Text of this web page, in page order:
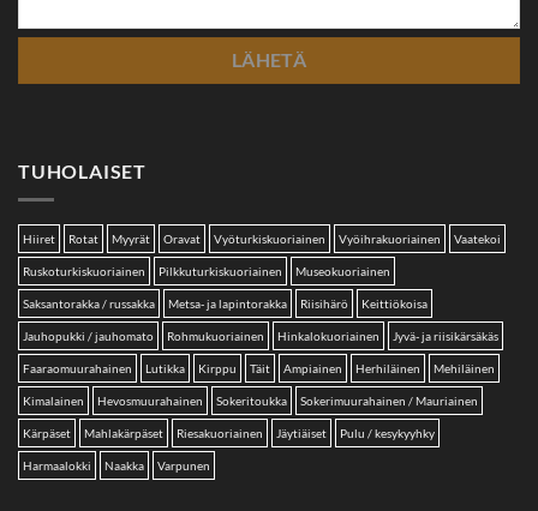
TUHOLAISET
Hiiret Rotat Myyrät Oravat Vyöturkiskuoriainen Vyöihrakuoriainen Vaatekoi
Ruskoturkiskuoriainen Pilkkuturkiskuoriainen Museokuoriainen
Saksantorakka / russakka Metsa- ja lapintorakka Riisihärö Keittiökoisa
Jauhopukki / jauhomato Rohmukuoriainen Hinkalokuoriainen Jyvä- ja riisikärsäkäs
Faaraomuurahainen Lutikka Kirppu Täit Ampiainen Herhiläinen Mehiläinen
Kimalainen Hevosmuurahainen Sokeritoukka Sokerimuurahainen / Mauriainen
Kärpäset Mahlakärpäset Riesakuoriainen Jäytiäiset Pulu / kesykyyhky
Harmaalokki Naakka Varpunen